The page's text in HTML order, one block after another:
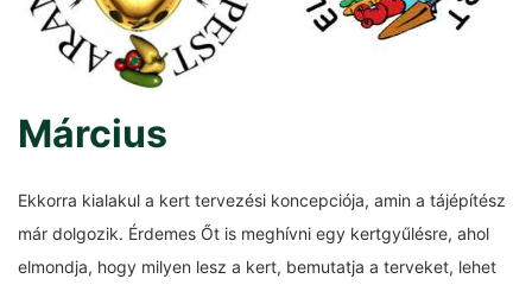
Március
Ekkorra kialakul a kert tervezési koncepciója, amin a tájépítész
már dolgozik. Érdemes Őt is meghívni egy kertgyűlésre, ahol
elmondja, hogy milyen lesz a kert, bemutatja a terveket, lehet